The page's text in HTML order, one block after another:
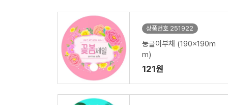
상품번호 251922
둥글이부채 (190x190m
m)
121원